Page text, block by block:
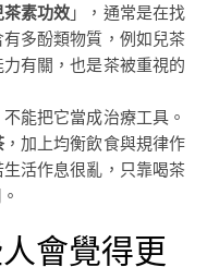
茶素功效」，通常是在找
多酚類物質，例如兒茶
有關，也是茶被重視的
能把它當成治療工具。
，加上均衡飲食與規律作
活作息很亂，只靠喝茶
會覺得更